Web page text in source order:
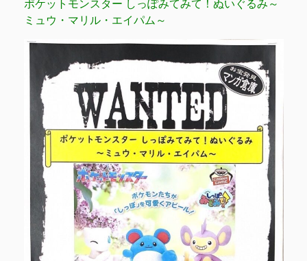
ポケットモンスター しっぽみてみて！ぬいぐるみ～
ミュウ・マリル・エイパム～